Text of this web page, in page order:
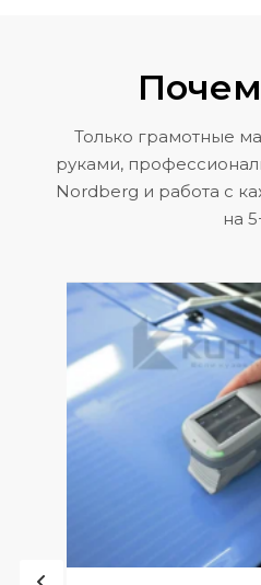
Только грамотные
руками,
Nordberg и работа с
на